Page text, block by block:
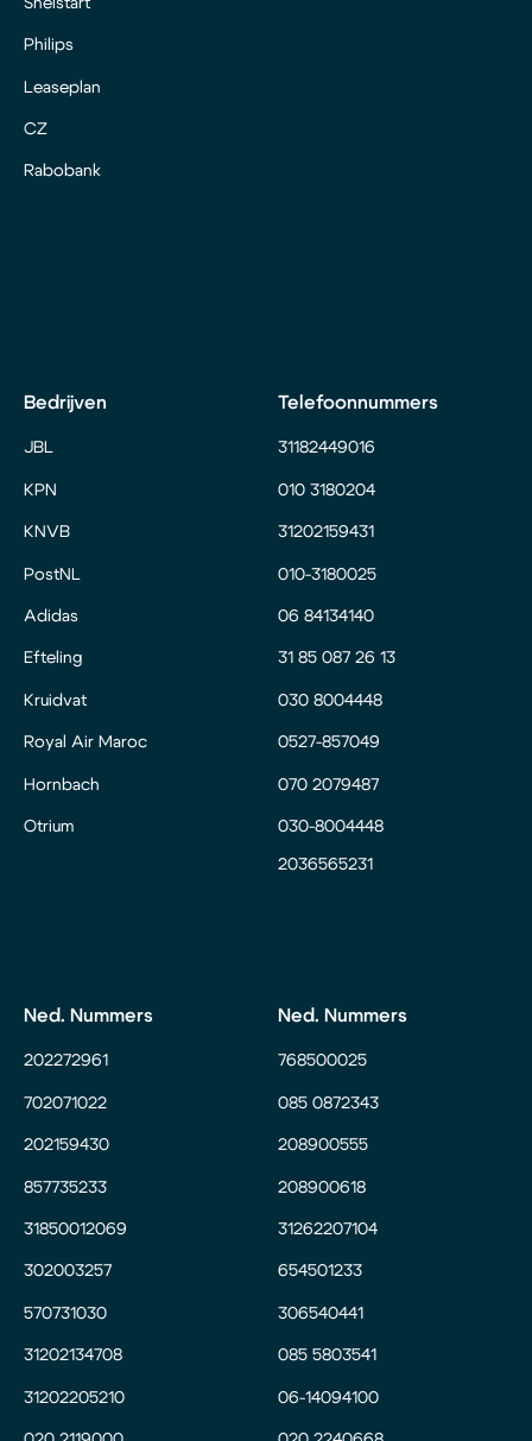
Snelstart
Philips
Leaseplan
CZ
Rabobank
Bedrijven
JBL
KPN
KNVB
PostNL
Adidas
Efteling
Kruidvat
Royal Air Maroc
Hornbach
Otrium
Telefoonnummers
31182449016
010 3180204
31202159431
010-3180025
06 84134140
31 85 087 26 13
030 8004448
0527-857049
070 2079487
030-8004448
2036565231
Ned. Nummers
202272961
702071022
202159430
857735233
31850012069
302003257
570731030
31202134708
31202205210
Ned. Nummers
768500025
085 0872343
208900555
208900618
31262207104
654501233
306540441
085 5803541
06-14094100